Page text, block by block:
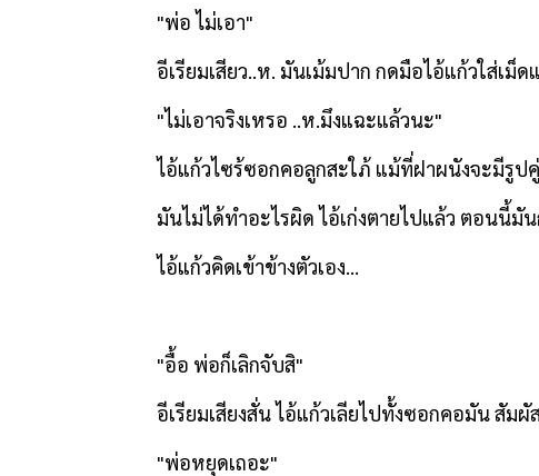
"พ่อ ไม่เอา"
อีเรียมเสียว..ห. มันเม้มปาก กดมือไอ้แก้วใส่เม็ด
"ไม่เอาจริงเหรอ ..ห.มึงแฉะแล้วนะ"
ไอ้แก้วไซร้ซอกคอลูกสะใภ้ แม้ที่ฝาผนังจะมีรูป
มันไม่ได้ทำอะไรผิด ไอ้เก่งตายไปแล้ว ตอนนี้มั
ไอ้แก้วคิดเข้าข้างตัวเอง...
"อื้อ พ่อก็เลิกจับสิ"
อีเรียมเสียงสั่น ไอ้แก้วเลียไปทั้งซอกคอมัน สั
"พ่อหยุดเถอะ"